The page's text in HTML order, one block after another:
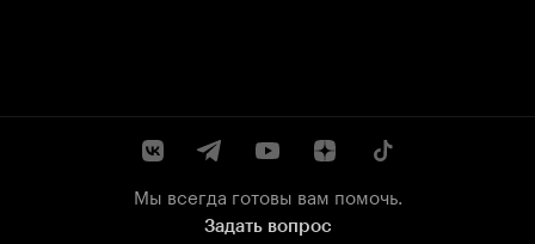
Мы всегда готовы вам помочь.
Задать вопрос